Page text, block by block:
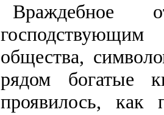
Враждебное
общества,
рядом богатые
проявилось, как